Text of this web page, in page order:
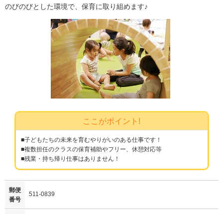
のびのびとした環境で、保育に取り組めます♪
ここがポイント!
■子どもたちの未来を育むやりがいのある仕事です！
■複数担任のクラスの保育補助やフリー、休憩対応等
■残業・持ち帰り仕事はありません！
郵便
番号
511-0839